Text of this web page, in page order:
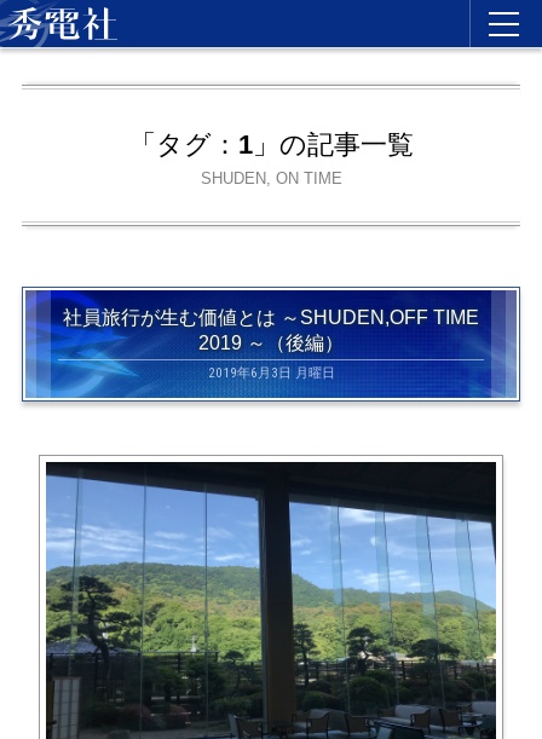
「タグ： 1」の記事一覧
SHUDEN, ON TIME
社員旅行が生む価値とは ～SHUDEN,OFF TIME
2019 ～（後編）
2019年6月3日 月曜日